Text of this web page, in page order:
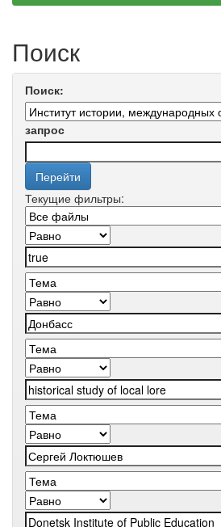
Поиск
Поиск:
запрос
Текущие фильтры: